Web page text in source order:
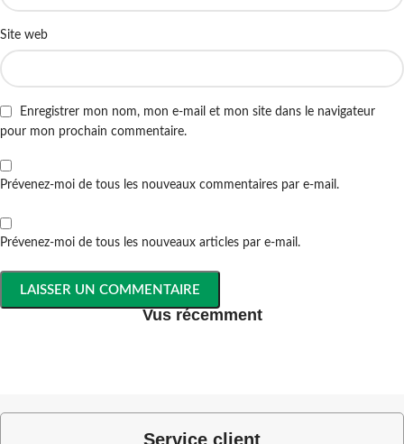
Site web
Enregistrer mon nom, mon e-mail et mon site dans le navigateur
pour mon prochain commentaire.
Prévenez-moi de tous les nouveaux commentaires par e-mail.
Prévenez-moi de tous les nouveaux articles par e-mail.
Vus récemment
Service client